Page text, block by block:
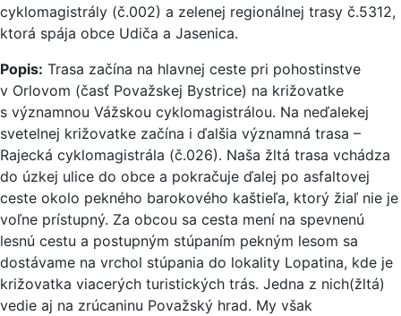
cyklomagistrály (č.002) a zelenej regionálnej trasy č.5312,
ktorá spája obce Udiča a Jasenica.
Popis: Trasa začína na hlavnej ceste pri pohostinstve
v Orlovom (časť Považskej Bystrice) na križovatke
s významnou Vážskou cyklomagistrálou. Na neďalekej
svetelnej križovatke začína i ďalšia významná trasa –
Rajecká cyklomagistrála (č.026). Naša žltá trasa vchádza
do úzkej ulice do obce a pokračuje ďalej po asfaltovej
ceste okolo pekného barokového kaštieľa, ktorý žiaľ nie je
voľne prístupný. Za obcou sa cesta mení na spevnenú
lesnú cestu a postupným stúpaním pekným lesom sa
dostávame na vrchol stúpania do lokality Lopatina, kde je
križovatka viacerých turistických trás. Jedna z nich(žltá)
vedie aj na zrúcaninu Považský hrad. My však